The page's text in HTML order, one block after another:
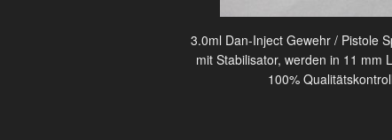
3.0ml Dan-Inject Gewehr / Pistole
mit Stabilisator, werden in 11 mm
100%